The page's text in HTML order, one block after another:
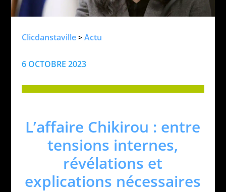
Clicdanstaville> Actu
6 OCTOBRE 2023
L’affaire Chikirou : entre
tensions internes,
révélations et
explications nécessaires